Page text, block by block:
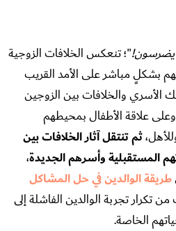
يضرسون!"؛ تنعكس الخلافات الزوجية
بشكلٍ مباشر على الأمد القريب
الأسري والخلافات بين الزوجين
علاقة الأطفال بمحيطهم
ثم تنتقل آثار الخلافات بين
المستقبلية وأسرهم الجديدة،
طريقة الوالدين في حل المشاكل
تكرار تجربة الوالدين الفاشلة إلى
الخاصة.